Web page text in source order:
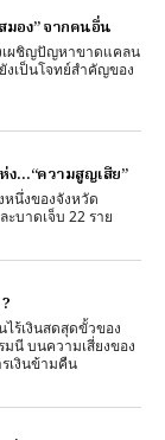
มอง” จากคนอื่น
เผชิญปัญหาขาดแคลน
เป็นโจทย์สำคัญของ
ง…“ความสูญเสีย”
นึ่งของจังหวัด
ชีวิต 9 ราย และบาดเจ็บ 22 ราย
ไร้เงินสดสุดขั้วของ
นี บนความเสี่ยงของ
เงินข้ามคืน